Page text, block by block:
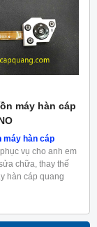
máy hàn cáp
máy hàn cáp
phục vụ cho anh em
chữa, thay thế
hàn cáp quang